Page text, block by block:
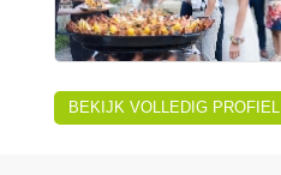
BEKIJK VOLLEDIG PROFIEL